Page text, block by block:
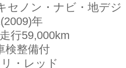
セノン・ナビ・地デジ
年
行59,000km
検整備付
・レッド